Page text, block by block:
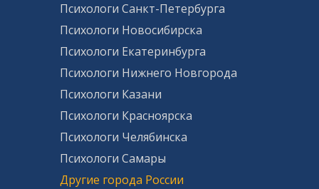
Психологи Санкт-Петербурга
Психологи Новосибирска
Психологи Екатеринбурга
Психологи Нижнего Новгорода
Психологи Казани
Психологи Красноярска
Психологи Челябинска
Психологи Самары
Другие города России